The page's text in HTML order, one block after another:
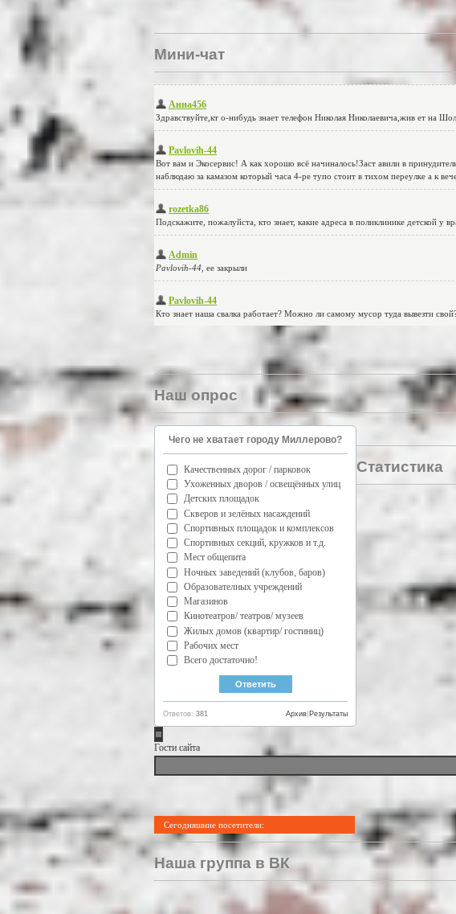
Мини-чат
Наш опрос
Чего не хватает городу Миллерово?
Качественных дорог / парковок
Ухоженных дворов / освещённых улиц
Детских площадок
Скверов и зелёных насаждений
Спортивных площадок и комплексов
Спортивных секций, кружков и т.д.
Мест общепита
Ночных заведений (клубов, баров)
Образователных учреждений
Магазинов
Кинотеатров/ театров/ музеев
Жилых домов (квартир/ гостиниц)
Рабочих мест
Всего достаточно!
Ответов: 381 Результаты
Архив
Статистика
Гости сайта
Сегодняшние посетители:
Наша группа в ВК